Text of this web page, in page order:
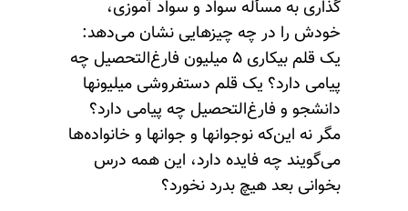
گذاری به مسأله سواد و سواد آموزی،
خودش را در چه چیزهایی نشان می‌دهد:
یک قلم بیکاری ۵ میلیون فارغ‌التحصیل چه
پیامی دارد؟ یک قلم دستفروشی میلیونها
دانشجو و فارغ‌التحصیل چه پیامی دارد؟
مگر نه این‌که نوجوانها و جوانها و خانواده‌ها
می‌گویند چه فایده دارد، این همه درس
بخوانی بعد هیچ بدرد نخورد؟